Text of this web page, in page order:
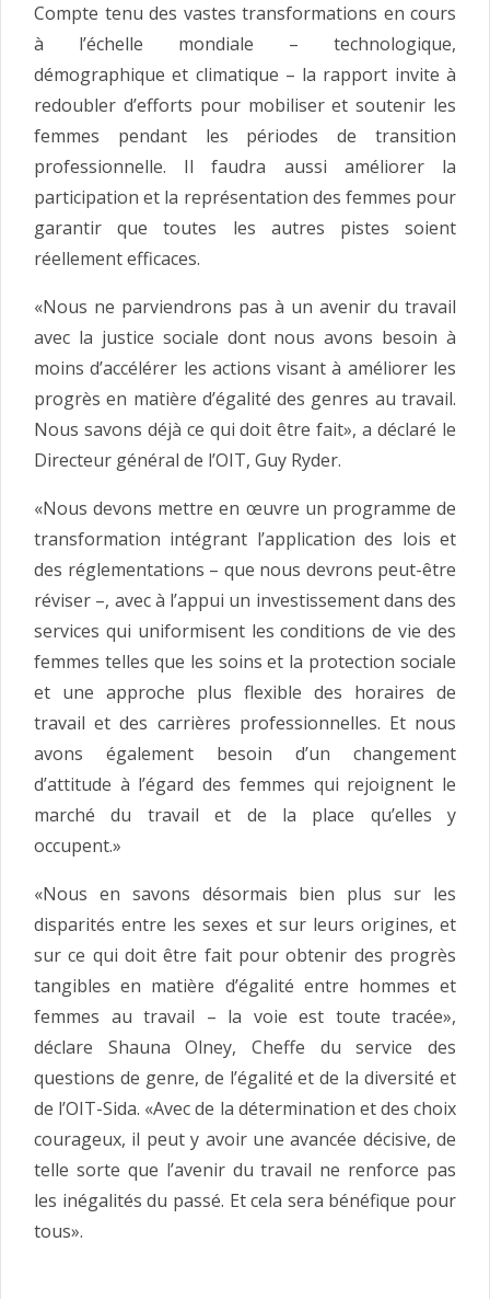
Compte tenu des vastes transformations en cours
à l’échelle mondiale – technologique,
démographique et climatique – la rapport invite à
redoubler d’efforts pour mobiliser et soutenir les
femmes pendant les périodes de transition
professionnelle. Il faudra aussi améliorer la
participation et la représentation des femmes pour
garantir que toutes les autres pistes soient
réellement efficaces.
«Nous ne parviendrons pas à un avenir du travail
avec la justice sociale dont nous avons besoin à
moins d’accélérer les actions visant à améliorer les
progrès en matière d’égalité des genres au travail.
Nous savons déjà ce qui doit être fait», a déclaré le
Directeur général de l’OIT, Guy Ryder.
«Nous devons mettre en œuvre un programme de
transformation intégrant l’application des lois et
des réglementations – que nous devrons peut-être
réviser –, avec à l’appui un investissement dans des
services qui uniformisent les conditions de vie des
femmes telles que les soins et la protection sociale
et une approche plus flexible des horaires de
travail et des carrières professionnelles. Et nous
avons également besoin d’un changement
d’attitude à l’égard des femmes qui rejoignent le
marché du travail et de la place qu’elles y
occupent.»
«Nous en savons désormais bien plus sur les
disparités entre les sexes et sur leurs origines, et
sur ce qui doit être fait pour obtenir des progrès
tangibles en matière d’égalité entre hommes et
femmes au travail – la voie est toute tracée»,
déclare Shauna Olney, Cheffe du service des
questions de genre, de l’égalité et de la diversité et
de l’OIT-Sida. «Avec de la détermination et des choix
courageux, il peut y avoir une avancée décisive, de
telle sorte que l’avenir du travail ne renforce pas
les inégalités du passé. Et cela sera bénéfique pour
tous».